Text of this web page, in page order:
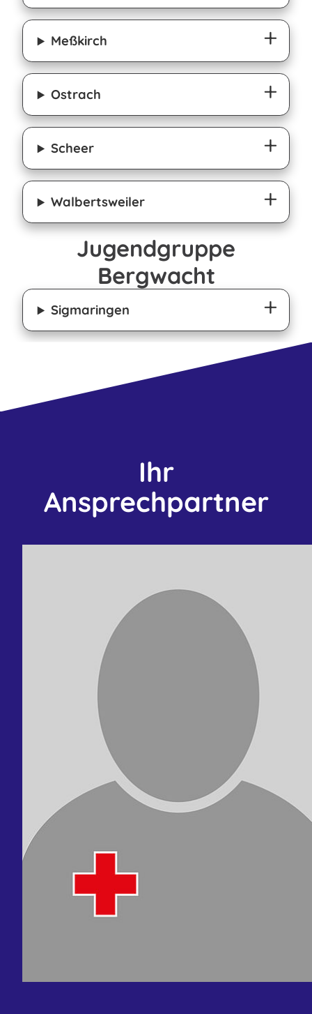
Meßkirch
Ostrach
Scheer
Walbertsweiler
Jugendgruppe
Bergwacht
Sigmaringen
Ihr
Ansprechpartner